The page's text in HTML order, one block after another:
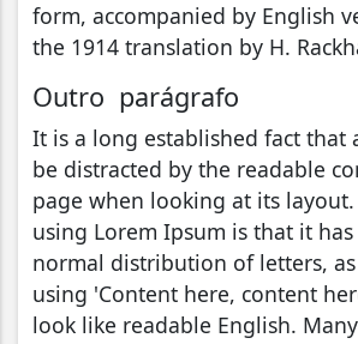
form, accompanied by English
the 1914 translation by H.
Outro parágrafo
It is a long established fact that
be distracted by the readable
page when looking at its
using Lorem Ipsum is that it
normal distribution of letters,
using 'Content here, content
look like readable English.